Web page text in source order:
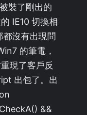
裝了剛出的
IE10 切換相
都沒有出現問
的筆電，
現了客戶反
出包了。出
&&